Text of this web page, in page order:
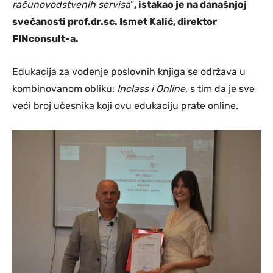
računovodstvenih servisa”, istakao je na današnjoj
svečanosti prof.dr.sc. Ismet Kalić, direktor
FINconsult-a.
Edukacija za vođenje poslovnih knjiga se održava u
kombinovanom obliku: Inclass i Online, s tim da je sve
veći broj učesnika koji ovu edukaciju prate online.